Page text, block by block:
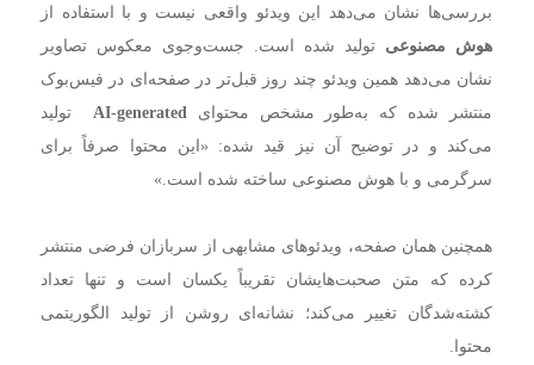
بررسی‌ها نشان می‌دهد این ویدئو واقعی نیست و با استفاده از
هوش مصنوعی تولید شده است. جست‌وجوی معکوس تصاویر
نشان می‌دهد همین ویدئو چند روز قبل‌تر در صفحه‌ای در فیس‌بوک
منتشر شده که به‌طور مشخص محتوای AI-generated تولید
می‌کند و در توضیح آن نیز قید شده: «این محتوا صرفاً برای
سرگرمی و با هوش مصنوعی ساخته شده است.»
همچنین همان صفحه، ویدئوهای مشابهی از سربازان فرضی منتشر
کرده که متن صحبت‌هایشان تقریباً یکسان است و تنها تعداد
کشته‌شدگان تغییر می‌کند؛ نشانه‌ای روشن از تولید الگوریتمی
محتوا.